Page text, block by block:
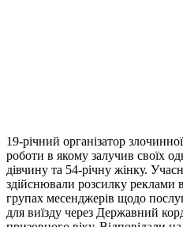
19-річний організатор
роботи в якому залучив своїх
дівчину та 54-річну жінку.
здійснювали розсилку реклами
групах месенджерів щодо
для виїзду через Державний